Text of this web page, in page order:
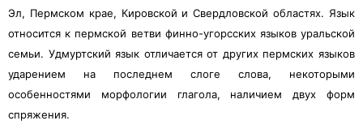
Эл, Пермском крае, Кировской и Свердловской областях. Язык
относится к пермской ветви финно-угорсских языков уральской
семьи. Удмуртский язык отличается от других пермских языков
ударением на последнем слоге слова, некоторыми
особенностями морфологии глагола, наличием двух форм
спряжения.